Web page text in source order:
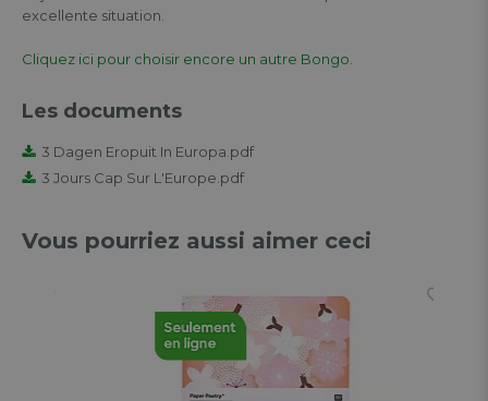
excellente situation.
Cliquez ici pour choisir encore un autre Bongo.
Les documents
3 Dagen Eropuit In Europa.pdf
3 Jours Cap Sur L'Europe.pdf
Vous pourriez aussi aimer ceci